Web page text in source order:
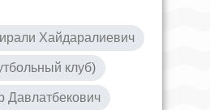
Хайдаралиевич
клуб)
Давлатбекович